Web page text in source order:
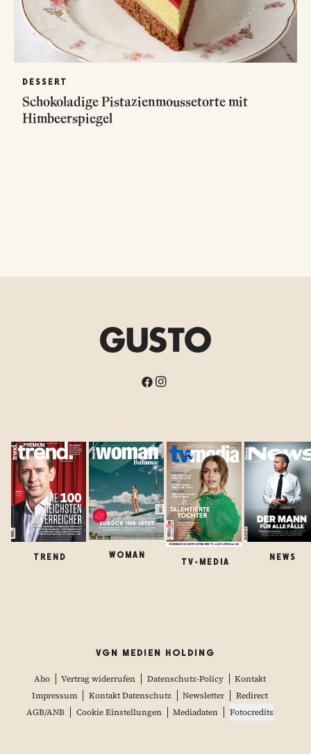
DESSERT
Schokoladige Pistazienmoussetorte mit
Himbeerspiegel
TREND WOMAN
TV-MEDIA
NEWS
VGN MEDIEN HOLDING
Abo Vertrag widerrufen Datenschutz-Policy
Kontakt
Impressum
Kontakt Datenschutz Newsletter
Redirect
AGB/ANB
Cookie Einstellungen Mediadaten Fotocredits